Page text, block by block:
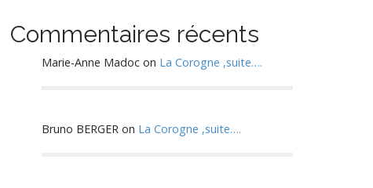
Commentaires récents
Marie-Anne Madoc on La Corogne ,suite….
Bruno BERGER on La Corogne ,suite….